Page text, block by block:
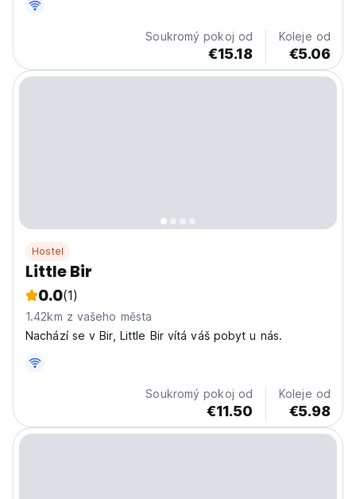
Soukromý pokoj od
€15.18
Koleje od
€5.06
Hostel
Little Bir
0.0(1)
1.42km z vašeho města
Nachází se v Bir, Little Bir vítá váš pobyt u nás.
Soukromý pokoj od
€11.50
Koleje od
€5.98